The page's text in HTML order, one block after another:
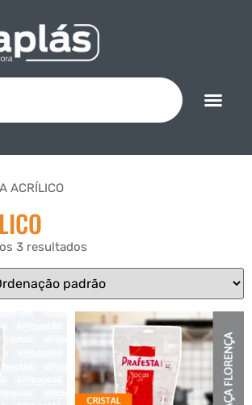
ACRÍLICO
3 resultados